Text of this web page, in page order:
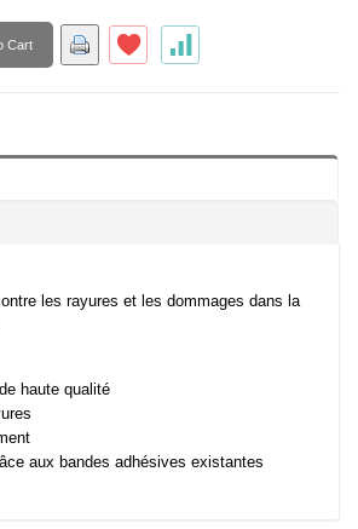
Cart
les rayures et les dommages dans la
haute qualité
aux bandes adhésives existantes